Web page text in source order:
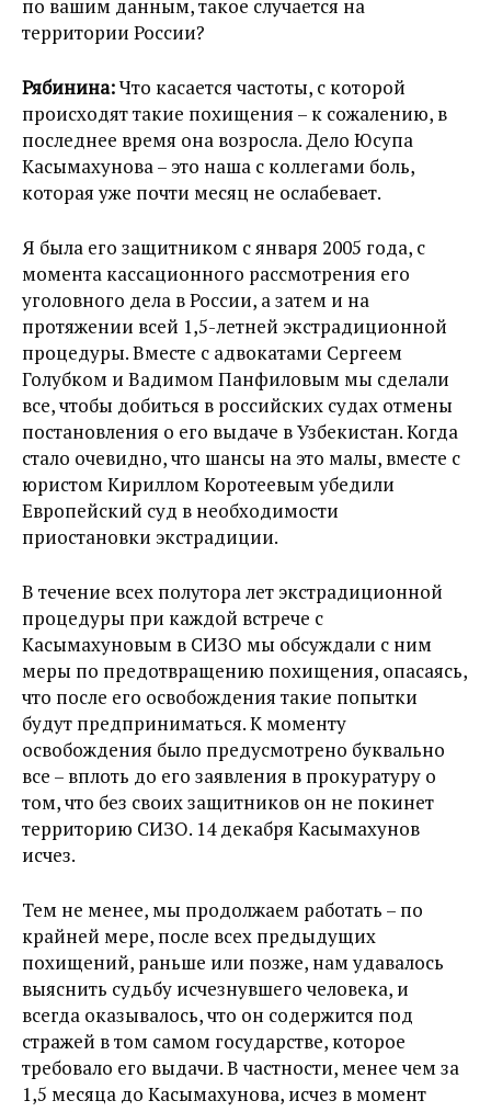
по вашим данным, такое случается на
территории России?
Рябинина:Что касается частоты, с которой
происходят такие похищения – к сожалению, в
последнее время она возросла. Дело Юсупа
Касымахунова – это наша с коллегами боль,
которая уже почти месяц не ослабевает.
Я была его защитником с января 2005 года, с
момента кассационного рассмотрения его
уголовного дела в России, а затем и на
протяжении всей 1,5-летней экстрадиционной
процедуры. Вместе с адвокатами Сергеем
Голубком и Вадимом Панфиловым мы сделали
все, чтобы добиться в российских судах отмены
постановления о его выдаче в Узбекистан. Когда
стало очевидно, что шансы на это малы, вместе с
юристом Кириллом Коротеевым убедили
Европейский суд в необходимости
приостановки экстрадиции.
В течение всех полутора лет экстрадиционной
процедуры при каждой встрече с
Касымахуновым в СИЗО мы обсуждали с ним
меры по предотвращению похищения, опасаясь,
что после его освобождения такие попытки
будут предприниматься. К моменту
освобождения было предусмотрено буквально
все – вплоть до его заявления в прокуратуру о
том, что без своих защитников он не покинет
территорию СИЗО. 14 декабря Касымахунов
исчез.
Тем не менее, мы продолжаем работать – по
крайней мере, после всех предыдущих
похищений, раньше или позже, нам удавалось
выяснить судьбу исчезнувшего человека, и
всегда оказывалось, что он содержится под
стражей в том самом государстве, которое
требовало его выдачи. В частности, менее чем за
1,5 месяца до Касымахунова, исчез в момент